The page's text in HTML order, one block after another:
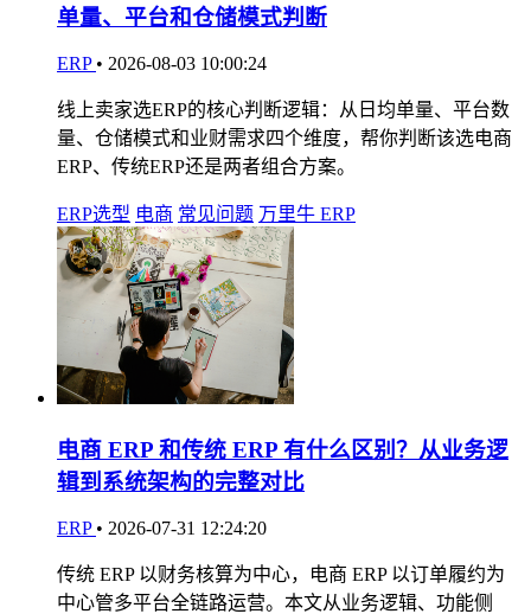
单量、平台和仓储模式判断
ERP • 2026-08-03 10:00:24
线上卖家选ERP的核心判断逻辑：从日均单量、平台数
量、仓储模式和业财需求四个维度，帮你判断该选电商
ERP、传统ERP还是两者组合方案。
ERP选型 电商 常见问题 万里牛 ERP
电商 ERP 和传统 ERP 有什么区别？从业务逻
辑到系统架构的完整对比
ERP • 2026-07-31 12:24:20
传统 ERP 以财务核算为中心，电商 ERP 以订单履约为
中心管多平台全链路运营。本文从业务逻辑、功能侧